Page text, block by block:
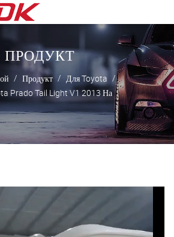
ПРОДУКТ
/ Продукт / Для Toyota /
Prado Tail Light V1 2013 На